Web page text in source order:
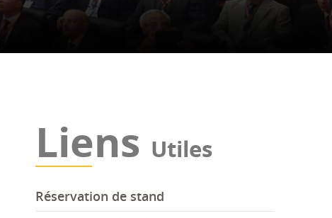
Liens Utiles
Réservation de stand